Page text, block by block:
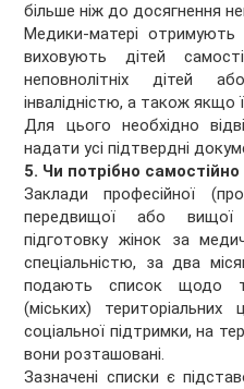
більше ніж до досягнення
Медики-матері
виховують дітей
неповнолітніх дітей
інвалідністю, а також якщо
Для цього необхідно
надати усі підтвердні
5. Чи потрібно
Заклади професійної
передвищої або вищої
підготовку жінок за
спеціальністю, за два
подають список щодо
(міських) територіальних
соціальної підтримки, на
вони розташовані.
Зазначені списки є